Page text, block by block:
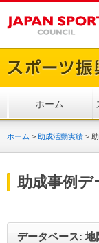
ホーム
ホーム > 助成活動実績 >
助成事例デ
データベース: 地